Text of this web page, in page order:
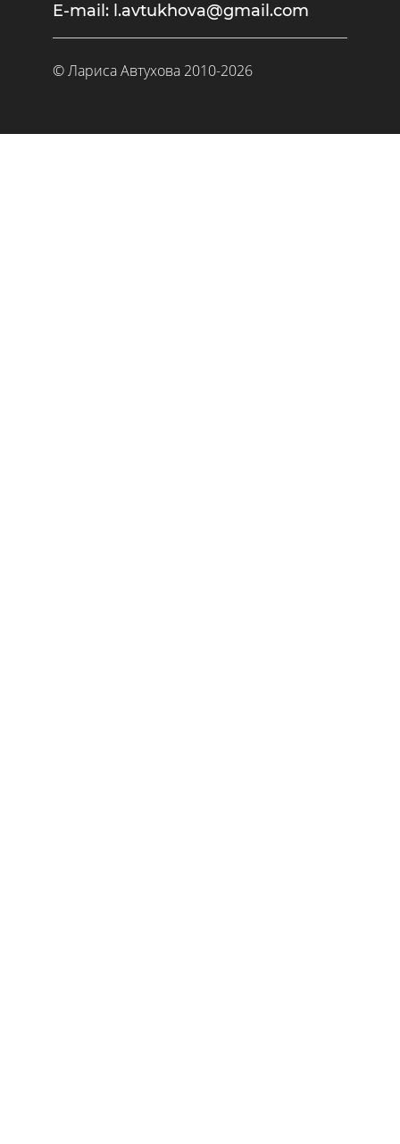
E-mail: l.avtukhova@gmail.com
©Лариса Автухова 2010-2026